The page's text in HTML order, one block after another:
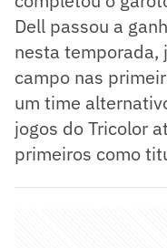
Dell passou a
nesta temporada,
campo nas
um time
jogos do Tricolor
primeiros como